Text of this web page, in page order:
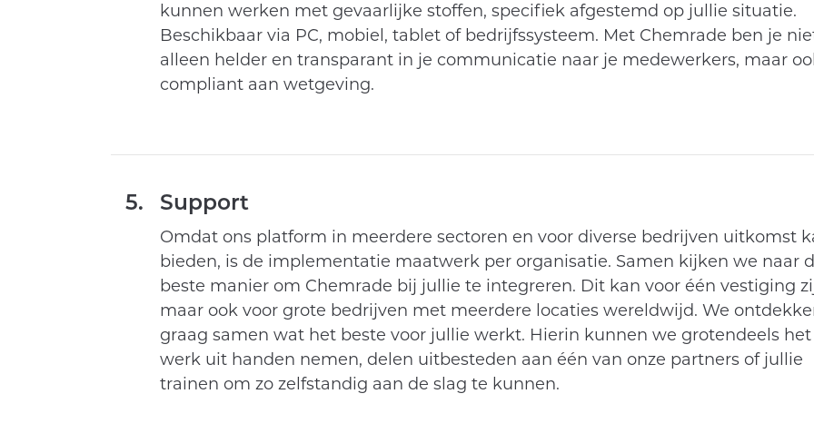
kunnen werken met gevaarlijke stoffen, specifiek afgestemd op jullie situatie.
Beschikbaar via PC, mobiel, tablet of bedrijfssysteem. Met Chemrade ben je
alleen helder en transparant in je communicatie naar je medewerkers, maar
compliant aan wetgeving.
5. Support
Omdat ons platform in meerdere sectoren en voor diverse bedrijven uitkomst
bieden, is de implementatie maatwerk per organisatie. Samen kijken we naar
beste manier om Chemrade bij jullie te integreren. Dit kan voor één vestiging
maar ook voor grote bedrijven met meerdere locaties wereldwijd. We
graag samen wat het beste voor jullie werkt. Hierin kunnen we grotendeels het
werk uit handen nemen, delen uitbesteden aan één van onze partners of jullie
trainen om zo zelfstandig aan de slag te kunnen.